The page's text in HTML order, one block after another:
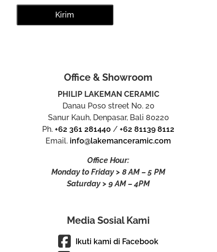
Office & Showroom
PHILIP LAKEMAN CERAMIC
Danau Poso street No. 20
Sanur Kauh, Denpasar, Bali 80220
Ph.+62 361 281440 /+62 81139 8112
Email. info@lakemanceramic.com
Office Hour:
Monday to Friday > 8 AM – 5 PM
Saturday > 9 AM – 4PM
Media Sosial Kami
Ikuti kami di Facebook